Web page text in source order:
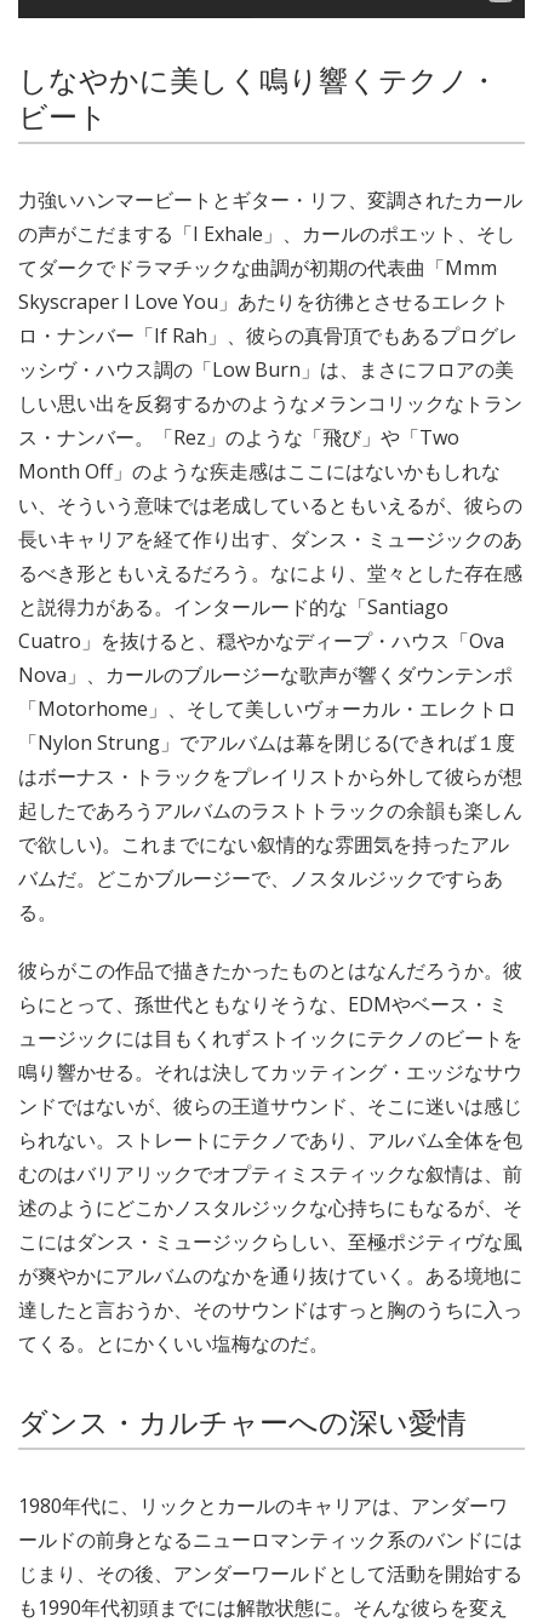
しなやかに美しく鳴り響くテクノ・
ビート
力強いハンマービートとギター・リフ、変調されたカール
の声がこだまする「I Exhale」、カールのポエット、そし
てダークでドラマチックな曲調が初期の代表曲「Mmm
Skyscraper I Love You」あたりを彷彿とさせるエレクト
ロ・ナンバー「If Rah」、彼らの真骨頂でもあるプログレ
ッシヴ・ハウス調の「Low Burn」は、まさにフロアの美
しい思い出を反芻するかのようなメランコリックなトラン
ス・ナンバー。「Rez」のような「飛び」や「Two
Month Off」のような疾走感はここにはないかもしれな
い、そういう意味では老成しているともいえるが、彼らの
長いキャリアを経て作り出す、ダンス・ミュージックのあ
るべき形ともいえるだろう。なにより、堂々とした存在感
と説得力がある。インタールード的な「Santiago
Cuatro」を抜けると、穏やかなディープ・ハウス「Ova
Nova」、カールのブルージーな歌声が響くダウンテンポ
「Motorhome」、そして美しいヴォーカル・エレクトロ
「Nylon Strung」でアルバムは幕を閉じる(できれば１度
はボーナス・トラックをプレイリストから外して彼らが想
起したであろうアルバムのラストトラックの余韻も楽しん
で欲しい)。これまでにない叙情的な雰囲気を持ったアル
バムだ。どこかブルージーで、ノスタルジックですらあ
る。
彼らがこの作品で描きたかったものとはなんだろうか。彼
らにとって、孫世代ともなりそうな、EDMやベース・ミ
ュージックには目もくれずストイックにテクノのビートを
鳴り響かせる。それは決してカッティング・エッジなサウ
ンドではないが、彼らの王道サウンド、そこに迷いは感じ
られない。ストレートにテクノであり、アルバム全体を包
むのはバリアリックでオプティミスティックな叙情は、前
述のようにどこかノスタルジックな心持ちにもなるが、そ
こにはダンス・ミュージックらしい、至極ポジティヴな風
が爽やかにアルバムのなかを通り抜けていく。ある境地に
達したと言おうか、そのサウンドはすっと胸のうちに入っ
てくる。とにかくいい塩梅なのだ。
ダンス・カルチャーへの深い愛情
1980年代に、リックとカールのキャリアは、アンダーワ
ールドの前身となるニューロマンティック系のバンドには
じまり、その後、アンダーワールドとして活動を開始する
も1990年代初頭までには解散状態に。そんな彼らを変え